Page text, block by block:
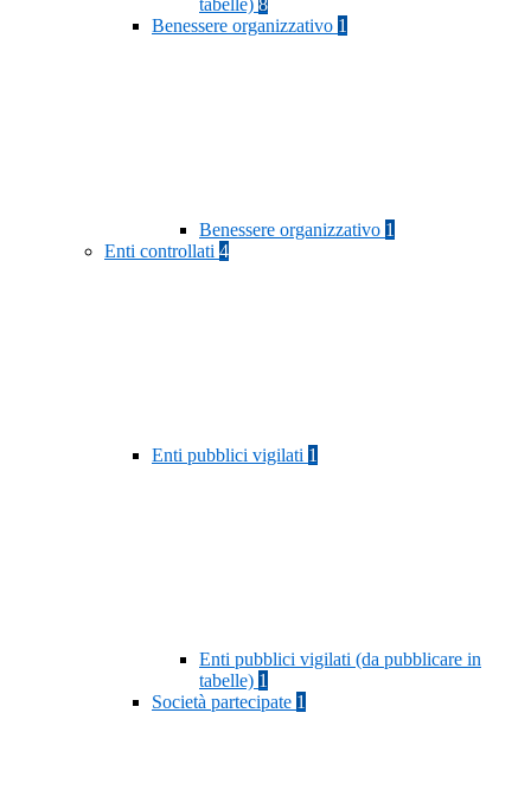
tabelle) 8
Benessere organizzativo 1
Benessere organizzativo 1
Enti controllati 4
Enti pubblici vigilati 1
Enti pubblici vigilati (da pubblicare in
tabelle) 1
Società partecipate 1